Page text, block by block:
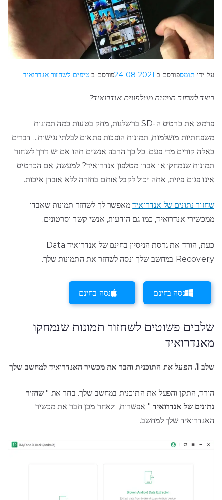
על ידי תומספורסם ב 24-08-2021פורסם ב טיפים לשחזור אנדרואיד
כיצד לשחזר תמונות מטלפונים אנדרואיד?
פרמט את כרטיס ה-SD ברשלנות, מחק בטעות כמה תמונות
משפחתיות מושלמות, תמונות הופכות פתאום לבלתי נגישות... דברים
כאלה קורים מדי פעם. כל כך הרבה אנשים תהו אם יש דרך לשחזר
תמונות שנמחקו או אבדו מטלפון אנדרואיד? למעשה, אם הכרטיס
אינו פגום פיזית, אתה יכול לקבל אותם בחזרה ללא אובדן איכות.
שחזור נתונים של אנדרואידמאפשר לך לשחזר תמונות שאבדו
ממכשירי אנדרואיד, כמו גם הודעות, אנשי קשר וסרטונים.
כעת, הורד את גרסת הניסיון בחינם של אנדרואיד Data
Recovery במחשב שלך ונסה לשחזר את התמונות שלך.
נסה בחינם נסה בחינם
שלבים פשוטים לשחזור תמונות שנמחקו
מאנדרואיד
שלב 1. הפעל את התוכנית וחבר את מכשיר האנדרואיד למחשב שלך
הורד, התקן והפעל את התוכנית במחשב שלך. בחר את " שחזור
נתונים של אנדרואיד" אפשרות, ולאחר מכן חבר את מכשיר
האנדרואיד שלך למחשב.